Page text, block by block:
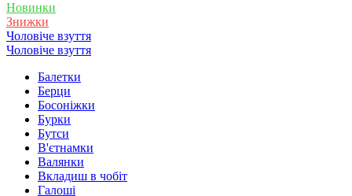
Новинки
Знижки
Чоловіче взуття
Чоловіче взуття
Балетки
Берци
Босоніжки
Бурки
Бутси
В'єтнамки
Валянки
Вкладиш в чобіт
Галоші